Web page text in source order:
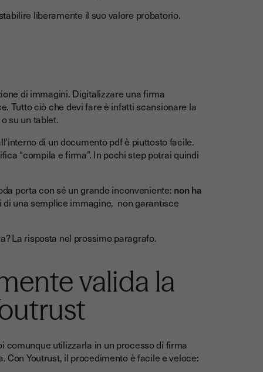
liberamente il suo valore probatorio.
di immagini. Digitalizzare una firma
Tutto ciò che devi fare è infatti scansionare la
su un tablet.
di un documento pdf è piuttosto facile.
“compila e firma”. In pochi step potrai quindi
porta con sé un grande inconveniente: non ha
una semplice immagine, non garantisce
La risposta nel prossimo paragrafo.
valida la
comunque utilizzarla in un processo di firma
Youtrust, il procedimento è facile e veloce: